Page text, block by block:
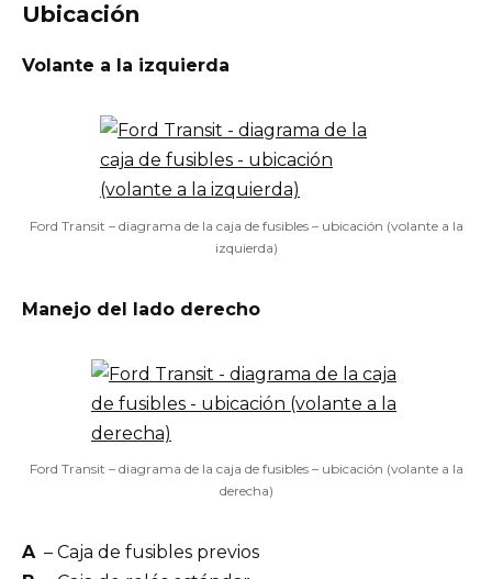
Ubicación
Volante a la izquierda
Ford Transit – diagrama de la caja de fusibles – ubicación (volante a la
izquierda)
Manejo del lado derecho
Ford Transit – diagrama de la caja de fusibles – ubicación (volante a la
derecha)
A– Caja de fusibles previos